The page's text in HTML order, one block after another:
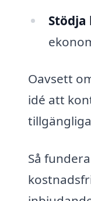
Oavsett
idé att
Så